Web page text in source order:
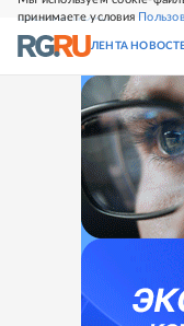
принимаете условия
СВЕЖИЙ НОМЕР
ЛЕНТА